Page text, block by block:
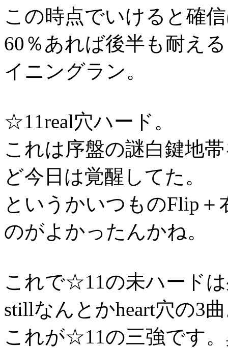
この時点でいけると確
60％あれば後半も耐え
イニングラン。
☆11real穴ハード。
これは序盤の謎白鍵地
ど今日は覚醒してた。
というかいつものFlip
のがよかったんかね。
これで☆11の未ハード
stillなんとかheart穴の3
これが☆11の三強です